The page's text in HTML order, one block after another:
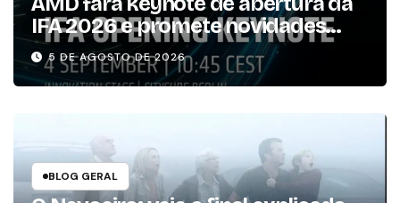
IFA 2026 e promete novidades
para os consumidores
5 DE AGOSTO DE 2026
BLOG GERAL